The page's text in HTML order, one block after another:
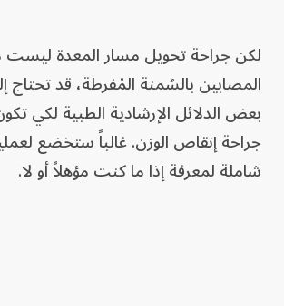
لكن جراحة تحويل مسار المعدة ليست
المصابين بالسُمنة المُفرطة، قد تحتاج
بعض الدلائل الإرشادية الطبية لكي
جراحة إنقاص الوزن. غالباً ستخضع
شاملة لمعرفة إذا ما كنت مؤهلاً أو لا.